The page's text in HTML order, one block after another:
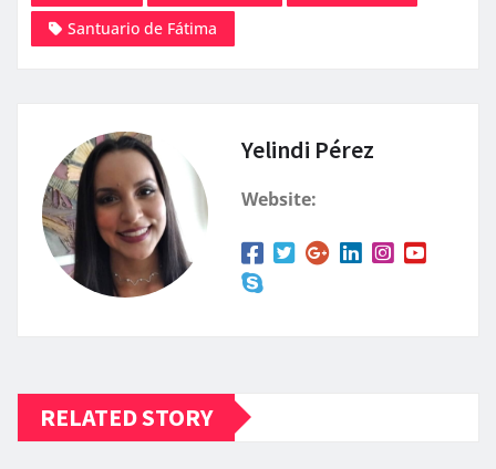
Santuario de Fátima
Yelindi Pérez
Website:
RELATED STORY